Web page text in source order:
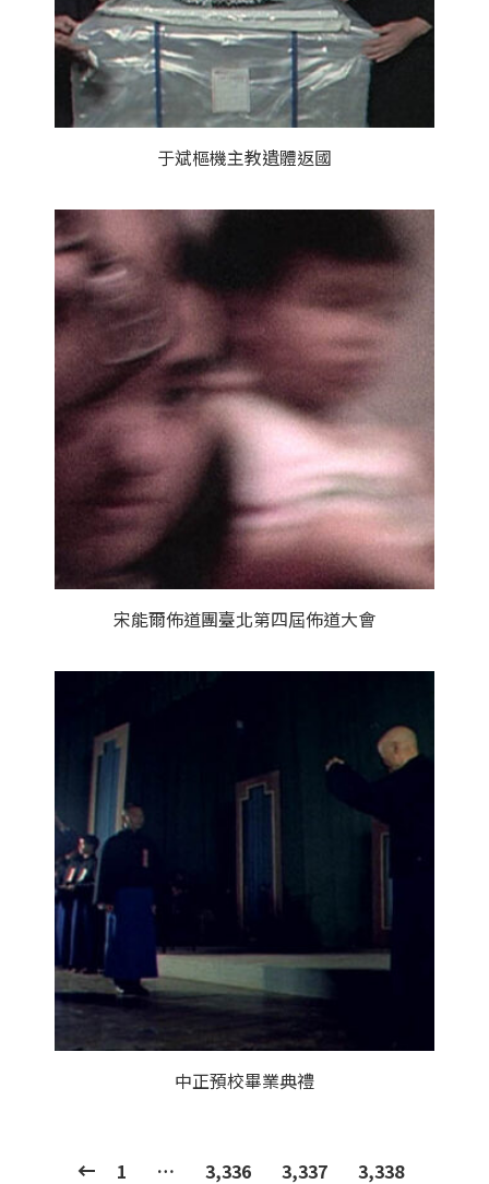
于斌樞機主教遺體返國
宋能爾佈道團臺北第四屆佈道大會
中正預校畢業典禮
1 … 3,336 3,337 3,338